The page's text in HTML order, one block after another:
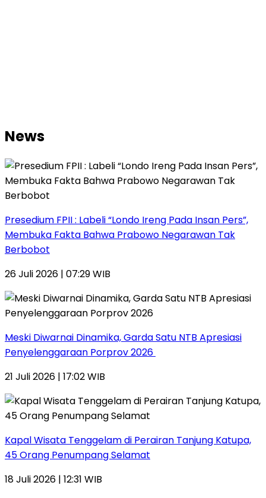
News
Presedium FPII : Labeli “Londo Ireng Pada Insan Pers”,
Membuka Fakta Bahwa Prabowo Negarawan Tak
Berbobot
26 Juli 2026 | 07:29 WIB
Meski Diwarnai Dinamika, Garda Satu NTB Apresiasi
Penyelenggaraan Porprov 2026 ‎
21 Juli 2026 | 17:02 WIB
Kapal Wisata Tenggelam di Perairan Tanjung Katupa,
45 Orang Penumpang Selamat
18 Juli 2026 | 12:31 WIB